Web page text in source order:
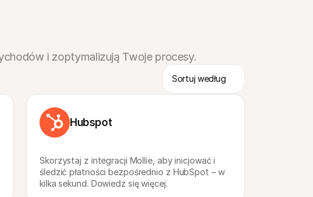
i zoptymalizują Twoje procesy.
Hubspot
Skorzystaj z integracji Mollie, aby inicjować i
śledzić płatności bezpośrednio z HubSpot – w
kilka sekund. Dowiedz się więcej.